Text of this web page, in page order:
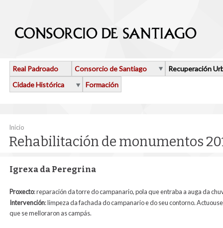
Real Padroado Consorcio de Santiago
Recuperación
Cidade Histórica
Formación
Vostede está aquí
Inicio
Rehabilitación de monumentos
Igrexa da Peregrina
Proxecto: reparación da torre do campanario, pola que entraba a auga da
Intervención: limpeza da fachada do campanario e do seu contorno.
que se melloraron as campás.